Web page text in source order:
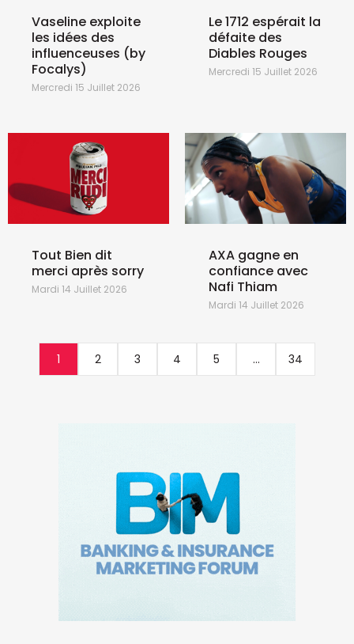
Vaseline exploite
les idées des
influenceuses (by
Focalys)
Mercredi 15 Juillet 2026
Le 1712 espérait la
défaite des
Diables Rouges
Mercredi 15 Juillet 2026
Tout Bien dit
merci après sorry
Mardi 14 Juillet 2026
AXA gagne en
confiance avec
Nafi Thiam
Mardi 14 Juillet 2026
1 2 3 4 5 ... 34